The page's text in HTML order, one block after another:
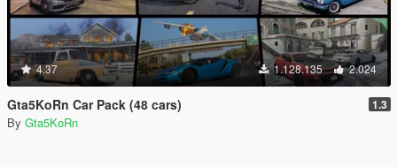
4.37 1.128.135 2.024
Gta5KoRn Car Pack (48 cars) 1.3
By Gta5KoRn